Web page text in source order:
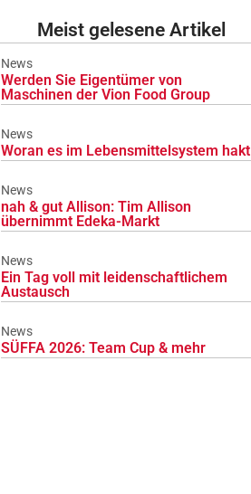
Meist gelesene Artikel
News
Werden Sie Eigentümer von
Maschinen der Vion Food Group
News
Woran es im Lebensmittelsystem hakt
News
nah & gut Allison: Tim Allison
übernimmt Edeka-Markt
News
Ein Tag voll mit leidenschaftlichem
Austausch
News
SÜFFA 2026: Team Cup & mehr